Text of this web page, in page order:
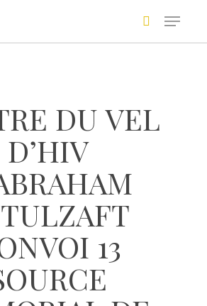
DU VEL
D’HIV
13